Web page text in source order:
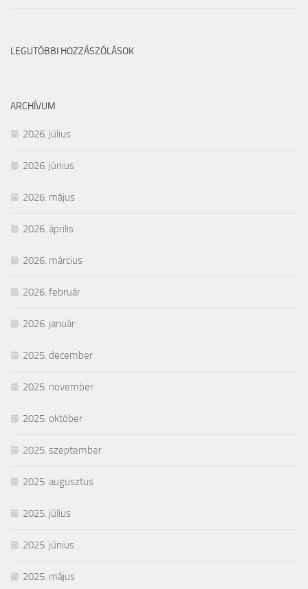
LEGUTÓBBI HOZZÁSZÓLÁSOK
ARCHÍVUM
2026. július
2026. június
2026. május
2026. április
2026. március
2026. február
2026. január
2025. december
2025. november
2025. október
2025. szeptember
2025. augusztus
2025. július
2025. június
2025. május